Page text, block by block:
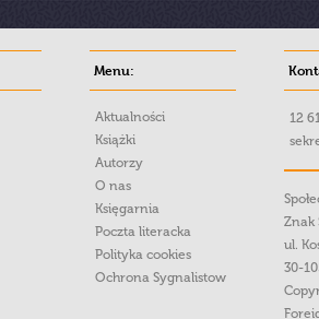
Menu:
Aktualności
Książki
Autorzy
O nas
Księgarnia
Poczta literacka
Polityka cookies
Ochrona Sygnalistow
12
Znak
ul.
30-